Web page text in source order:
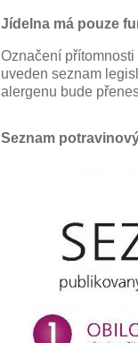
Jídelna má pouze
Označení
uveden seznam
alergenu bude
Seznam